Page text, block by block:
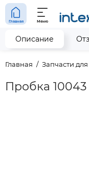
Главная Меню
Главная Запчасти
Пробка 10043
Описание